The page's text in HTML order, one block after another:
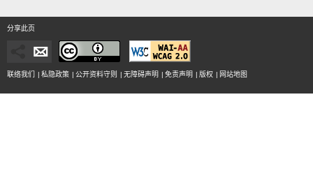
分享此页
联络我们 | 私隐政策 | 公开资料守则 | 无障碍声明 | 免责声明 | 版权 | 网站地图